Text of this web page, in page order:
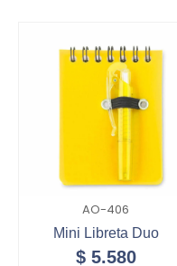
AO-406
Mini Libreta Duo
$5.580